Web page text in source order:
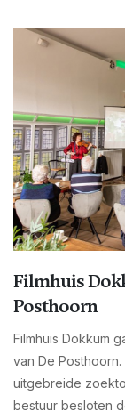
Filmhuis
Posthoorn
Filmhuis Dokkum
van De
uitgebreide
bestuur besloten